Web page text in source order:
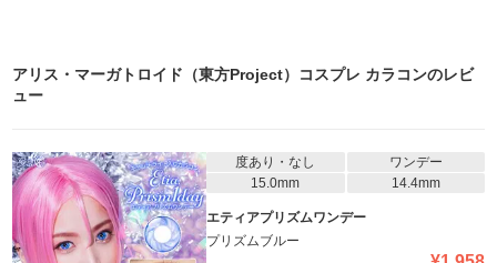
アリス・マーガトロイド（東方Project）コスプレ カラコンのレビ
ュー
度あり・なし
ワンデー
15.0mm
14.4mm
エティアプリズムワンデー
プリズムブルー